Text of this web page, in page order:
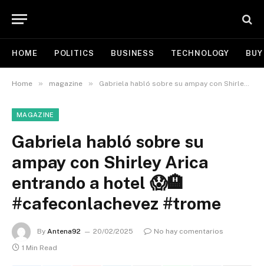
HOME POLITICS BUSINESS TECHNOLOGY
Home » magazine » Gabriela habló sobre su ampay con Shirley Arica entrando a hotel 😱🏨 #cafeconlachevez #trome
MAGAZINE
Gabriela habló sobre su
ampay con Shirley Arica
entrando a hotel 😱🏨
#cafeconlachevez #trome
By Antena92 20/02/2025
No hay comentarios
1 Min Read